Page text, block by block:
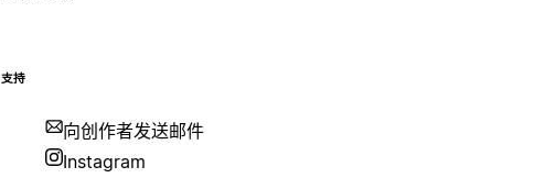
支持
向创作者发送邮件
Instagram